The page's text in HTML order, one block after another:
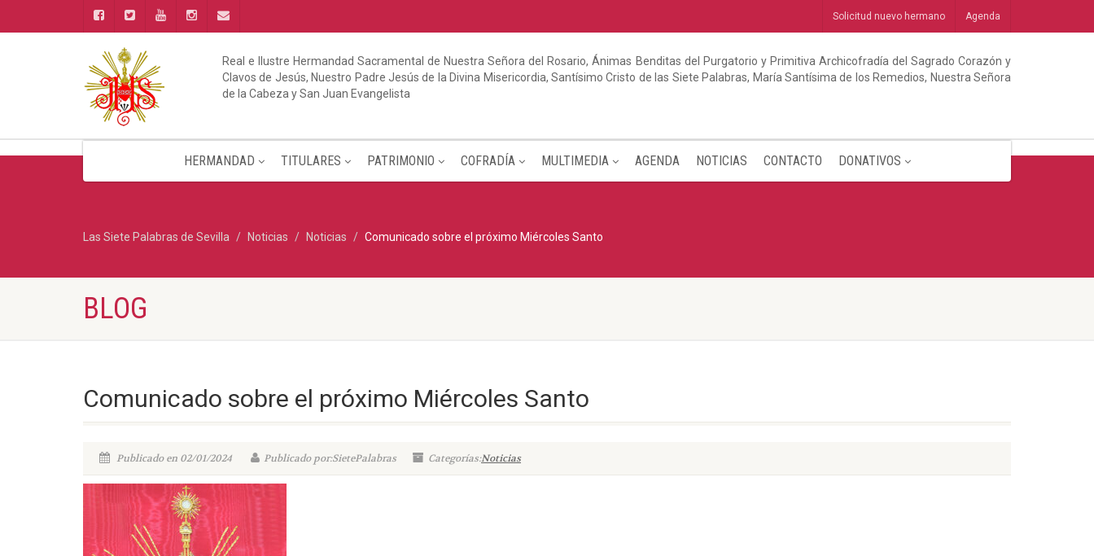
Solicitud nuevo hermano Agenda
Real e Ilustre Hermandad Sacramental de Nuestra Señora del Rosario, Ánimas Benditas del Purgatorio y Primitiva Archicofradía del Sagrado Corazón y
Clavos de Jesús, Nuestro Padre Jesús de la Divina Misericordia, Santísimo Cristo de las Siete Palabras, María Santísima de los Remedios, Nuestra Señora
de la Cabeza y San Juan Evangelista
HERMANDAD TITULARES PATRIMONIO COFRADÍA MULTIMEDIA AGENDA NOTICIAS CONTACTO DONATIVOS
Las Siete Palabras de Sevilla Noticias Noticias Comunicado sobre el próximo Miércoles Santo
BLOG
Comunicado sobre el próximo Miércoles Santo
Publicado en 02/01/2024 Publicado por:SietePalabras Categorías:Noticias